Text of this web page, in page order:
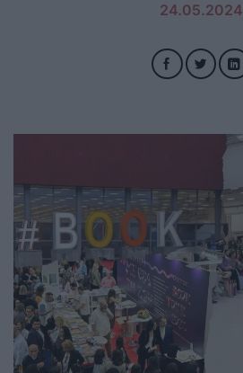
24.05.2024